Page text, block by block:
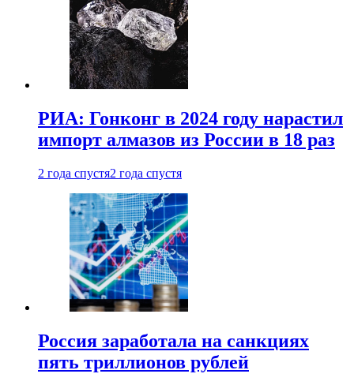
РИА: Гонконг в 2024 году нарастил
импорт алмазов из России в 18 раз
2 года спустя2 года спустя
Россия заработала на санкциях
пять триллионов рублей